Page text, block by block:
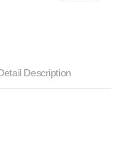
Description